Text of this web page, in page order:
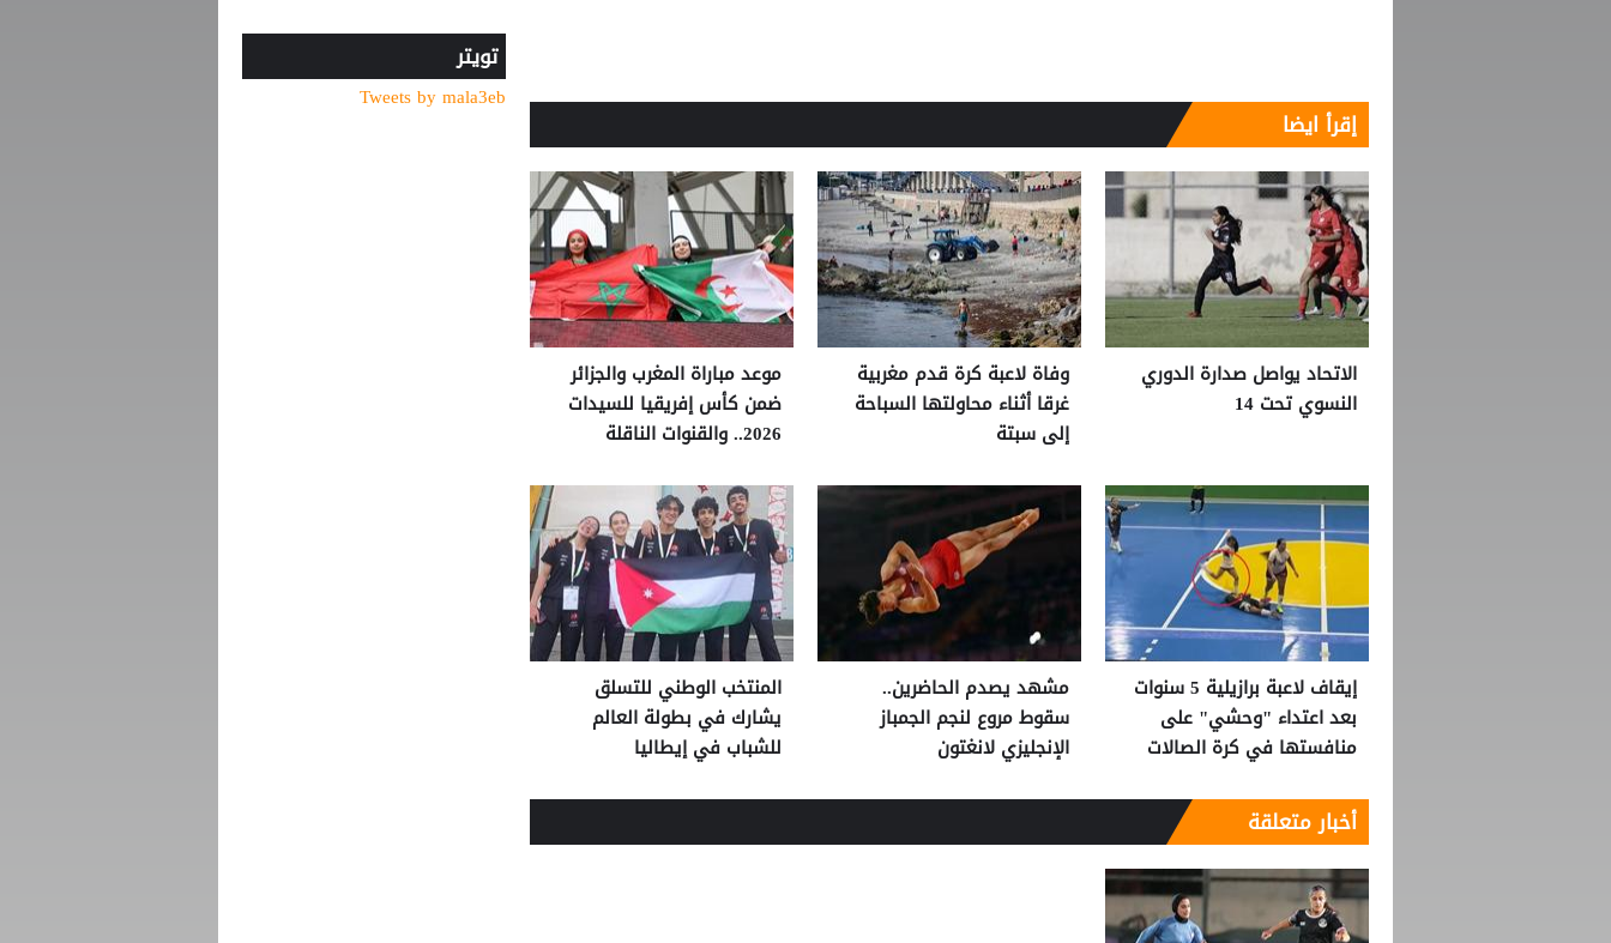
إقرأ ايضا
الاتحاد يواصل صدارة الدوري
النسوي تحت 14
وفاة لاعبة كرة قدم مغربية
غرقا أثناء محاولتها السباحة
إلى سبتة
موعد مباراة المغرب والجزائر
ضمن كأس إفريقيا للسيدات
2026.. والقنوات الناقلة
إيقاف لاعبة برازيلية 5 سنوات
بعد اعتداء "وحشي" على
منافستها في كرة الصالات
مشهد يصدم الحاضرين..
سقوط مروع لنجم الجمباز
الإنجليزي لانغتون
المنتخب الوطني للتسلق
يشارك في بطولة العالم
للشباب في إيطاليا
أخبار متعلقة
تويتر
Tweets by mala3eb